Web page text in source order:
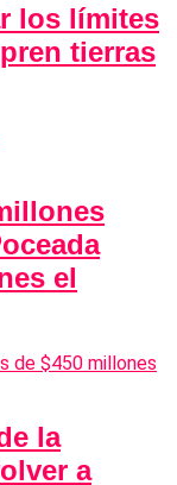
los límites
tierras
el
la
a